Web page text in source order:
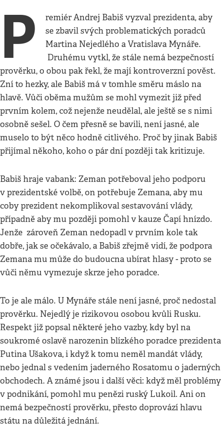
P
remiér Andrej Babiš vyzval prezidenta, aby
se zbavil svých problematických poradců
Martina Nejedlého a Vratislava Mynáře.
Druhému vytkl, že stále nemá bezpečností
prověrku, o obou pak řekl, že mají kontroverzní pověst.
Zní to hezky, ale Babiš má v tomhle směru máslo na
hlavě. Vůči oběma mužům se mohl vymezit již před
prvním kolem, což nejenže neudělal, ale ještě se s nimi
osobně sešel. O čem přesně se bavili, není jasné, ale
muselo to být něco hodně citlivého. Proč by jinak Babiš
přijímal někoho, koho o pár dní později tak kritizuje.
Babiš hraje vabank: Zeman potřeboval jeho podporu
v prezidentské volbě, on potřebuje Zemana, aby mu
coby prezident nekomplikoval sestavování vlády,
případně aby mu později pomohl v kauze Čapí hnízdo.
Jenže zároveň Zeman nedopadl v prvním kole tak
dobře, jak se očekávalo, a Babiš zřejmě vidí, že podpora
Zemana mu může do budoucna ubírat hlasy - proto se
vůči němu vymezuje skrze jeho poradce.
To je ale málo. U Mynáře stále není jasné, proč nedostal
prověrku. Nejedlý je rizikovou osobou kvůli Rusku.
Respekt již popsal některé jeho vazby, kdy byl na
soukromé oslavě narozenin blízkého poradce prezidenta
Putina Ušakova, i když k tomu neměl mandát vlády,
nebo jednal s vedením jaderného Rosatomu o jaderných
obchodech. A známé jsou i další věci: když měl problémy
v podnikání, pomohl mu penězi ruský Lukoil. Ani on
nemá bezpečností prověrku, přesto doprovází hlavu
státu na důležitá jednání.